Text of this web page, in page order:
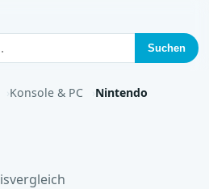
Suchen
Konsole & PC Nintendo